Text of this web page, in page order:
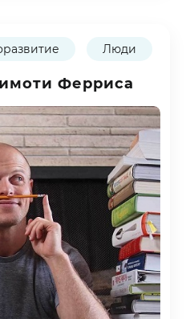
Люди
Ферриса